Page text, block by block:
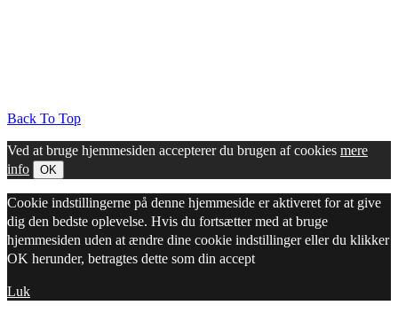
Back To Top
Ved at bruge hjemmesiden accepterer du brugen af cookies mere
info
OK
Cookie indstillingerne på denne hjemmeside er aktiveret for at give
dig den bedste oplevelse. Hvis du fortsætter med at bruge
hjemmesiden uden at ændre dine cookie indstillinger eller du klikker
OK herunder, betragtes dette som din accept
Luk